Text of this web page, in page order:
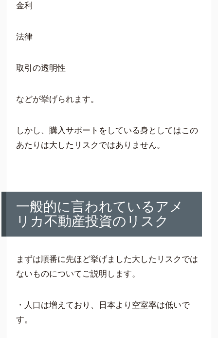
金利
法律
取引の透明性
などが挙げられます。
しかし、購入サポートをしている身としてはこの
あたりは大したリスクではありません。
一般的に言われているアメ
リカ不動産投資のリスク
まずは順番に先ほど挙げました大したリスクでは
ないものについてご説明します。
・人口は増えており、日本より空室率は低いで
す。